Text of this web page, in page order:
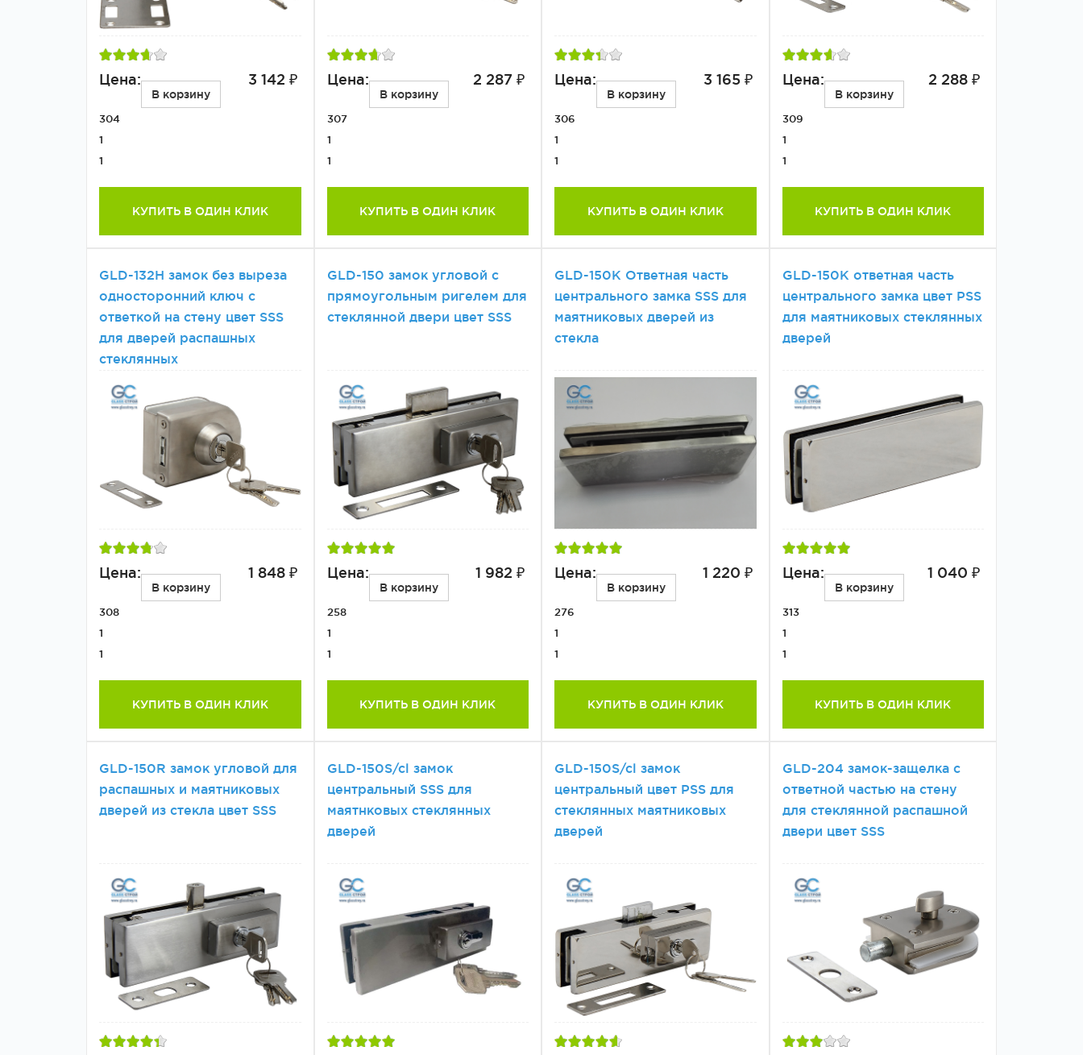
Цена: 3 142 ₽
В корзину
304
1
1
КУПИТЬ В ОДИН КЛИК
Цена: 2 287 ₽
В корзину
307
1
1
КУПИТЬ В ОДИН КЛИК
Цена: 3 165 ₽
В корзину
306
1
1
КУПИТЬ В ОДИН КЛИК
Цена: 2 288 ₽
В корзину
309
1
1
КУПИТЬ В ОДИН КЛИК
GLD-132H замок без выреза
односторонний ключ с
ответкой на стену цвет SSS
для дверей распашных
стеклянных
Цена: 1 848 ₽
В корзину
308
1
1
КУПИТЬ В ОДИН КЛИК
GLD-150 замок угловой с
прямоугольным ригелем для
стеклянной двери цвет SSS
Цена: 1 982 ₽
В корзину
258
1
1
КУПИТЬ В ОДИН КЛИК
GLD-150K Ответная часть
центрального замка SSS для
маятниковых дверей из
стекла
Цена: 1 220 ₽
В корзину
276
1
1
КУПИТЬ В ОДИН КЛИК
GLD-150K ответная часть
центрального замка цвет PSS
для маятниковых стеклянных
дверей
Цена: 1 040 ₽
В корзину
313
1
1
КУПИТЬ В ОДИН КЛИК
GLD-150R замок угловой для
распашных и маятниковых
дверей из стекла цвет SSS
GLD-150S/cl замок
центральный SSS для
маятнковых стеклянных
дверей
GLD-150S/cl замок
центральный цвет PSS для
стеклянных маятниковых
дверей
GLD-204 замок-защелка с
ответной частью на стену
для стеклянной распашной
двери цвет SSS